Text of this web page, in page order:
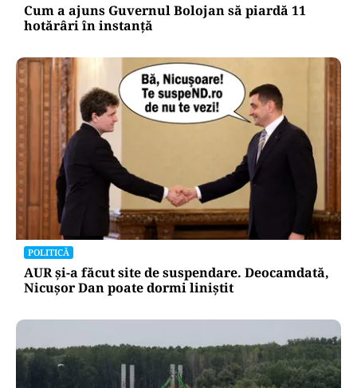
Cum a ajuns Guvernul Bolojan să piardă 11
hotărâri în instanță
POLITICĂ
AUR și-a făcut site de suspendare. Deocamdată,
Nicușor Dan poate dormi liniștit